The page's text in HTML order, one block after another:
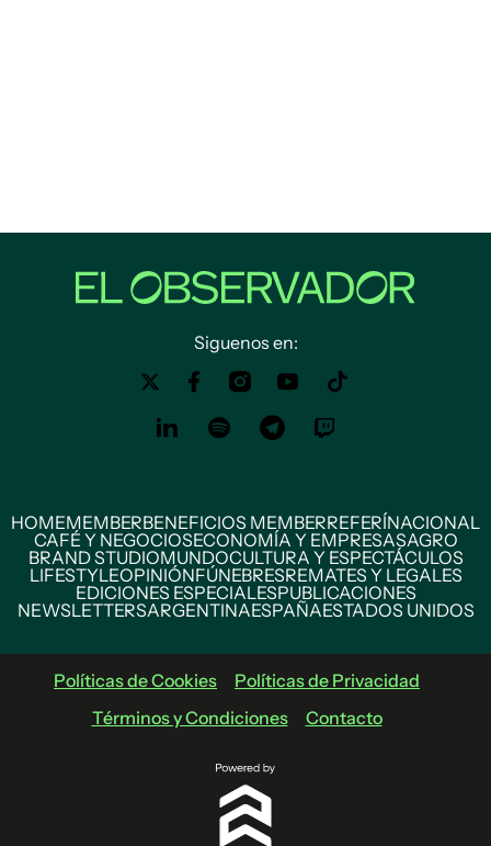
Siguenos en:
HOMEMEMBERBENEFICIOS MEMBERREFERÍNACIONAL
CAFÉ Y NEGOCIOSECONOMÍA Y EMPRESASAGRO
BRAND STUDIOMUNDOCULTURA Y ESPECTÁCULOS
LIFESTYLEOPINIÓNFÚNEBRESREMATES Y LEGALES
EDICIONES ESPECIALESPUBLICACIONES
NEWSLETTERSARGENTINAESPAÑAESTADOS UNIDOS
Políticas de Cookies
Políticas de Privacidad
Términos y Condiciones
Contacto